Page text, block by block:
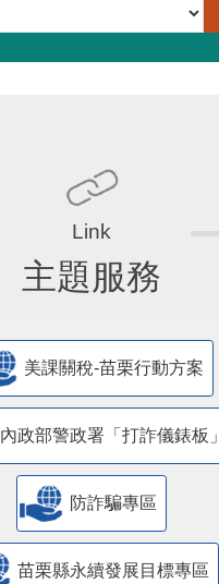
主題服務
美課關稅-苗栗行動方案
內政部警政署「打詐儀錶板」
防詐騙專區
苗栗縣永續發展目標專區